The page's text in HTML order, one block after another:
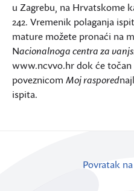
u Zagrebu, na Hrvatskome
242. Vremenik polaganja
mature možete pronaći na
Nacionalnoga centra za
www.ncvvo.hr dok će
poveznicom Moj raspored
ispita.
Povratak